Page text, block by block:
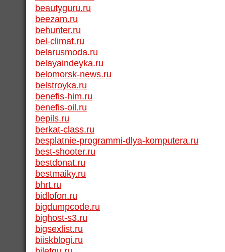
beautyguru.ru
beezam.ru
behunter.ru
bel-climat.ru
belarusmoda.ru
belayaindeyka.ru
belomorsk-news.ru
belstroyka.ru
benefis-him.ru
benefis-oil.ru
bepils.ru
berkat-class.ru
besplatnie-programmi-dlya-komputera.ru
best-shooter.ru
bestdonat.ru
bestmaiky.ru
bhrt.ru
bidlofon.ru
bigdumpcode.ru
bighost-s3.ru
bigsexlist.ru
biiskblogi.ru